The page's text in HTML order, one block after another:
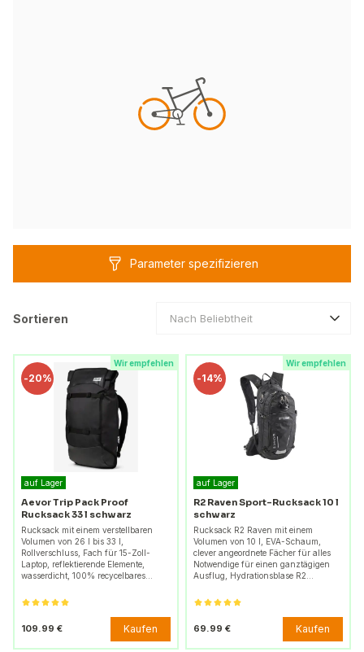
Parameter spezifizieren
Sortieren Nach Beliebtheit
Wir empfehlen
-20%
auf Lager
Aevor Trip Pack Proof
Rucksack 33 l schwarz
Rucksack mit einem verstellbaren
Volumen von 26 l bis 33 l,
Rollverschluss, Fach für 15-Zoll-
Laptop, reflektierende Elemente,
wasserdicht, 100% recycelbares…
109.99 € Kaufen
Wir empfehlen
-14%
auf Lager
R2 Raven Sport-Rucksack 10 l
schwarz
Rucksack R2 Raven mit einem
Volumen von 10 l, EVA-Schaum,
clever angeordnete Fächer für alles
Notwendige für einen ganztägigen
Ausflug, Hydrationsblase R2…
69.99 € Kaufen